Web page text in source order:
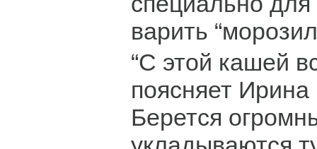
варить
“С этой кашей
поясняет
Берется